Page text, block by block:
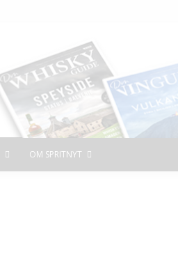
OM SPRITNYT